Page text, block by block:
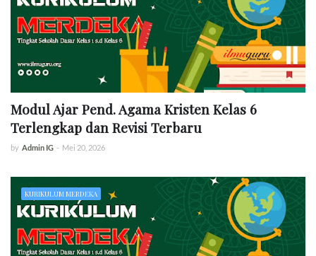
Modul Ajar Pend. Agama Kristen Kelas 6
Terlengkap dan Revisi Terbaru
by Admin IG - Mei 20, 2026
KURIKULUM MERDEKA